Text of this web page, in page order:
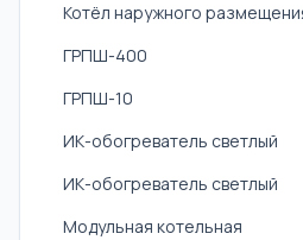
Котёл наружного
ГРПШ-400
ГРПШ-10
ИК-обогреватель светлый
ИК-обогреватель светлый
Модульная котельная